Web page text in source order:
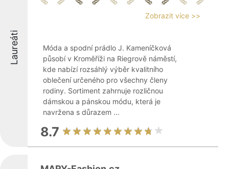
Laureáti
Zobrazit více >>
Móda a spodní prádlo J. Kameníčková
působí v Kroměříži na Riegrově náměstí,
kde nabízí rozsáhlý výběr kvalitního
oblečení určeného pro všechny členy
rodiny. Sortiment zahrnuje rozličnou
dámskou a pánskou módu, která je
navržena s důrazem ...
8.7